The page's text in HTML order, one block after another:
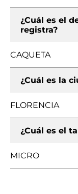
¿Cuál es el
registra?
CAQUETA
¿Cuál es la
FLORENCIA
¿Cuál es el
MICRO